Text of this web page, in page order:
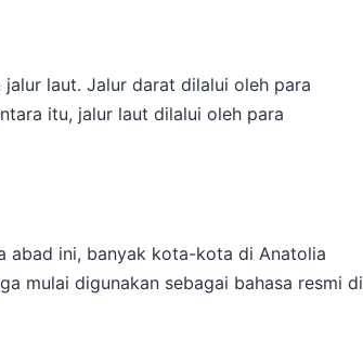
laut. Jalur darat dilalui oleh para
itu, jalur laut dilalui oleh para
abad ini, banyak kota-kota di Anatolia
mulai digunakan sebagai bahasa resmi di